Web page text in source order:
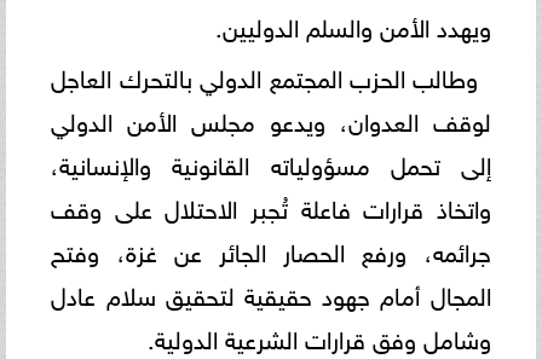
ويهدد الأمن والسلم الدوليين.
وطالب الحزب المجتمع الدولي بالتحرك العاجل
لوقف العدوان، ويدعو مجلس الأمن الدولي
إلى تحمل مسؤولياته القانونية والإنسانية،
واتخاذ قرارات فاعلة تُجبر الاحتلال على وقف
جرائمه، ورفع الحصار الجائر عن غزة، وفتح
المجال أمام جهود حقيقية لتحقيق سلام عادل
وشامل وفق قرارات الشرعية الدولية.